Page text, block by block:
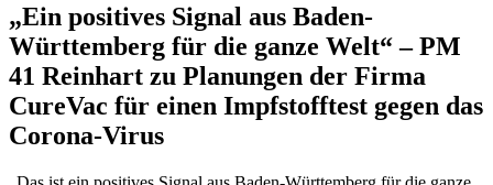
„Ein positives Signal aus Baden-
Württemberg für die ganze Welt“ – PM
41 Reinhart zu Planungen der Firma
CureVac für einen Impfstofftest gegen das
Corona-Virus